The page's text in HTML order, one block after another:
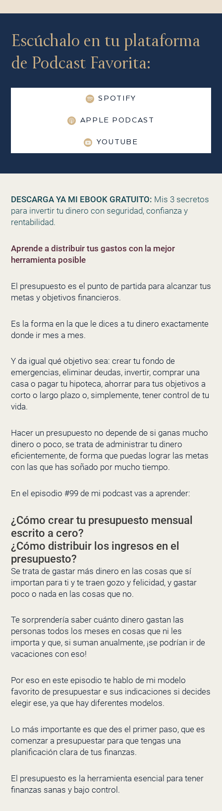
Escúchalo en tu plataforma
de Podcast Favorita:
SPOTIFY
APPLE PODCAST
YOUTUBE
DESCARGA YA MI EBOOK GRATUITO: Mis 3 secretos
para invertir tu dinero con seguridad, confianza y
rentabilidad.
Aprende a distribuir tus gastos con la mejor
herramienta posible
El presupuesto es el punto de partida para alcanzar tus
metas y objetivos financieros.
Es la forma en la que le dices a tu dinero exactamente
donde ir mes a mes.
Y da igual qué objetivo sea: crear tu fondo de
emergencias, eliminar deudas, invertir, comprar una
casa o pagar tu hipoteca, ahorrar para tus objetivos a
corto o largo plazo o, simplemente, tener control de tu
vida.
Hacer un presupuesto no depende de si ganas mucho
dinero o poco, se trata de administrar tu dinero
eficientemente, de forma que puedas lograr las metas
con las que has soñado por mucho tiempo.
En el episodio #99 de mi podcast vas a aprender:
¿Cómo crear tu presupuesto mensual
escrito a cero?
¿Cómo distribuir los ingresos en el
presupuesto?
Se trata de gastar más dinero en las cosas que sí
importan para ti y te traen gozo y felicidad, y gastar
poco o nada en las cosas que no.
Te sorprendería saber cuánto dinero gastan las
personas todos los meses en cosas que ni les
importa y que, si suman anualmente, ¡se podrían ir de
vacaciones con eso!
Por eso en este episodio te hablo de mi modelo
favorito de presupuestar e sus indicaciones si decides
elegir ese, ya que hay diferentes modelos.
Lo más importante es que des el primer paso, que es
comenzar a presupuestar para que tengas una
planificación clara de tus finanzas.
El presupuesto es la herramienta esencial para tener
finanzas sanas y bajo control.